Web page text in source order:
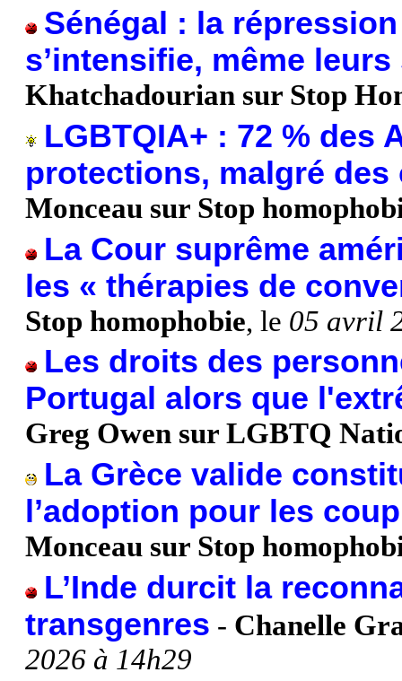
Sénégal : la
s’intensifie, même
Khatchadourian sur Stop
LGBTQIA+ : 72 % des
protections, malgré
Monceau sur Stop
La Cour suprême
les « thérapies de
Stop homophobie, le 05 avril
Les droits des
Portugal alors que
Greg Owen sur LGBTQ
La Grèce valide
l’adoption pour les
Monceau sur Stop
L’Inde durcit la
transgenres - Chanelle
2026 à 14h29